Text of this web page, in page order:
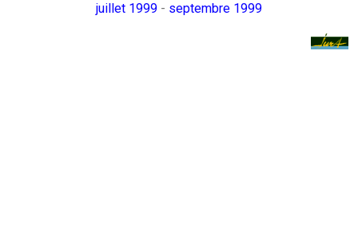
juillet 1999 - septembre 1999